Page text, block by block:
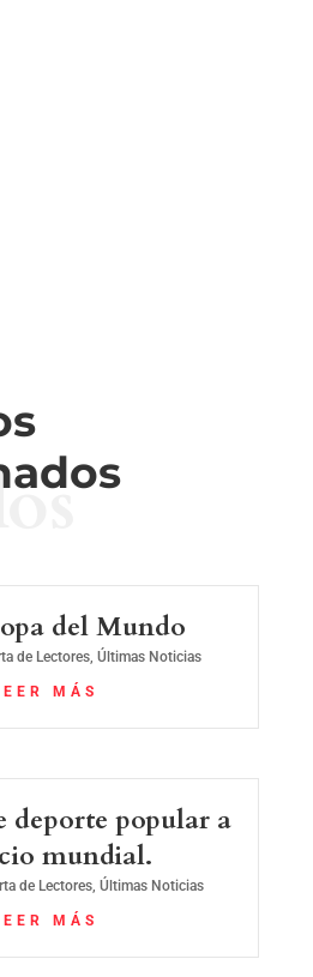
del Mundo
de Lectores, Últimas Noticias
MÁS
deporte popular a
mundial.
de Lectores, Últimas Noticias
MÁS